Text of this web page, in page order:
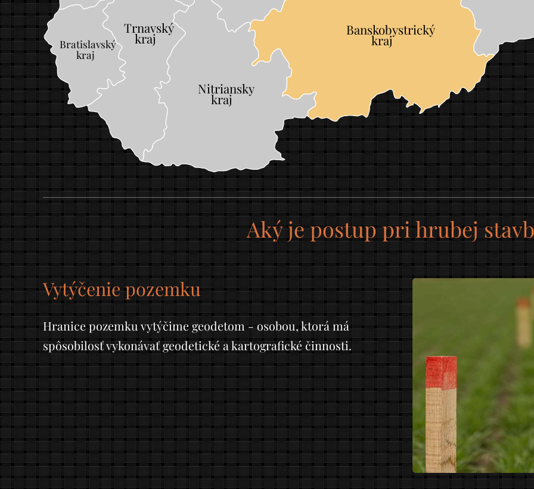
Bratislavský
kraj
Trnavský
kraj
Nitriansky
kraj
Banskobystrický
kraj
Aký je postup pri hrubej
Vytýčenie pozemku
Hranice pozemku vytýčime geodetom - osobou, ktorá má
spôsobilosť vykonávať geodetické a kartografické činnosti.